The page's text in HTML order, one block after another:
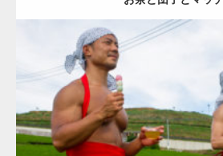
2023.02.11
Category: 茶畑のマッチョ その他 AKIHITO(
筋) 上腕二頭筋 肩 八女 (